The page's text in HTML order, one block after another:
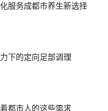
服务成都市养生新选择
下的定向足部调理
都市人的这些需求